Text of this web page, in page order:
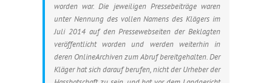
worden war. Die jeweiligen Pressebeiträge waren
unter Nennung des vollen Namens des Klägers im
Juli 2014 auf den Pressewebseiten der Beklagten
veröffentlicht worden und werden weiterhin in
deren OnlineArchiven zum Abruf bereitgehalten. Der
Kläger hat sich darauf berufen, nicht der Urheber der